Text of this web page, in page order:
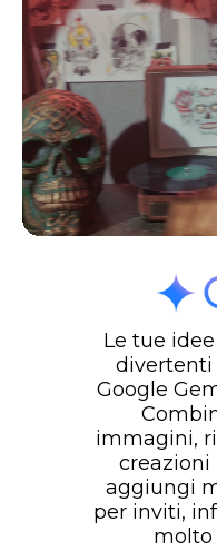
Le tue
divertenti
Google
immagini,
creazioni
aggiungi
per inviti,
molto